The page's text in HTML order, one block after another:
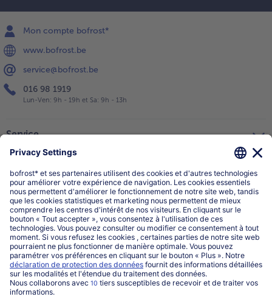
Mon compte bofrost*
www.bofrost.be
service@bofrost.be
016 98 1919
Lun-Ven: 9h - 19h et Sa: 9h - 13h
Service
Catégories